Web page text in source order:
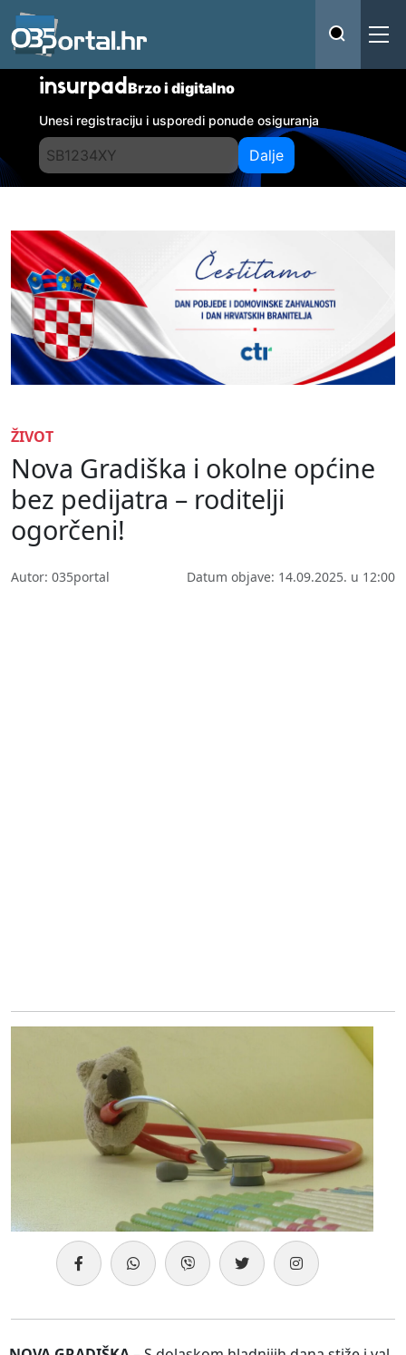
insurpadBrzo i digitalno
Unesi registraciju i usporedi ponude osiguranja
Dalje
ŽIVOT
Nova Gradiška i okolne općine
bez pedijatra – roditelji
ogorčeni!
Autor: 035portal Datum objave: 14.09.2025. u 12:00